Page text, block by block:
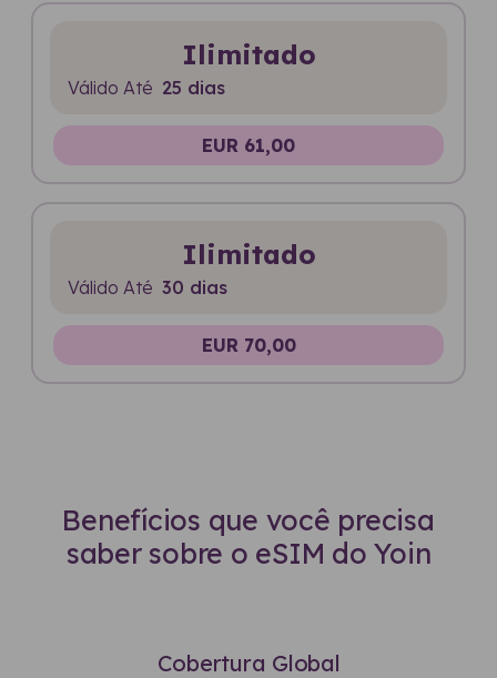
Ilimitado
Válido Até 25 dias
EUR 61,00
Ilimitado
Válido Até 30 dias
EUR 70,00
Benefícios que você precisa
saber sobre o eSIM do Yoin
Cobertura Global